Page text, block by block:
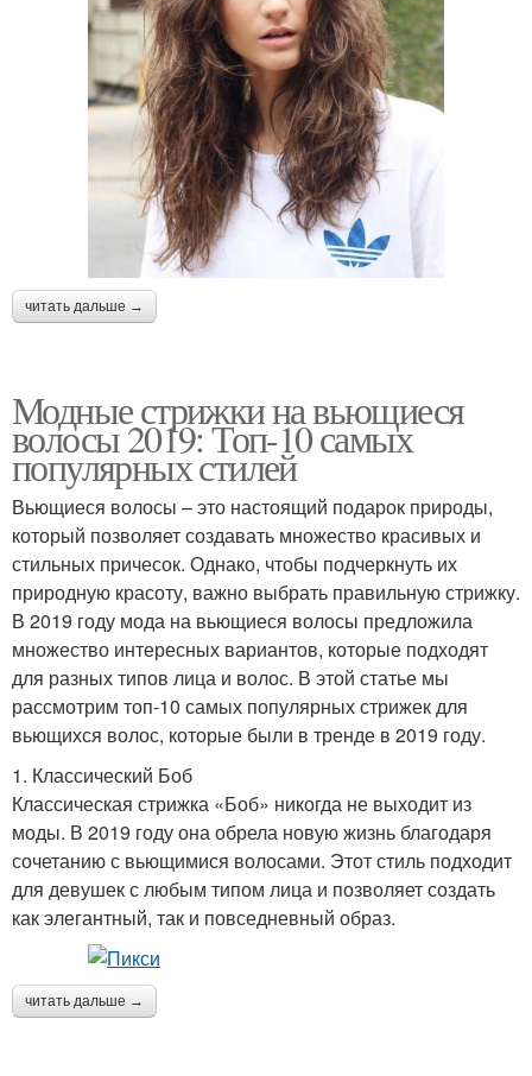
читать дальше →
Модные стрижки на вьющиеся
волосы 2019: Топ-10 самых
популярных стилей
Вьющиеся волосы – это настоящий подарок природы,
который позволяет создавать множество красивых и
стильных причесок. Однако, чтобы подчеркнуть их
природную красоту, важно выбрать правильную стрижку.
В 2019 году мода на вьющиеся волосы предложила
множество интересных вариантов, которые подходят
для разных типов лица и волос. В этой статье мы
рассмотрим топ-10 самых популярных стрижек для
вьющихся волос, которые были в тренде в 2019 году.
1. Классический Боб
Классическая стрижка «Боб» никогда не выходит из
моды. В 2019 году она обрела новую жизнь благодаря
сочетанию с вьющимися волосами. Этот стиль подходит
для девушек с любым типом лица и позволяет создать
как элегантный, так и повседневный образ.
читать дальше →